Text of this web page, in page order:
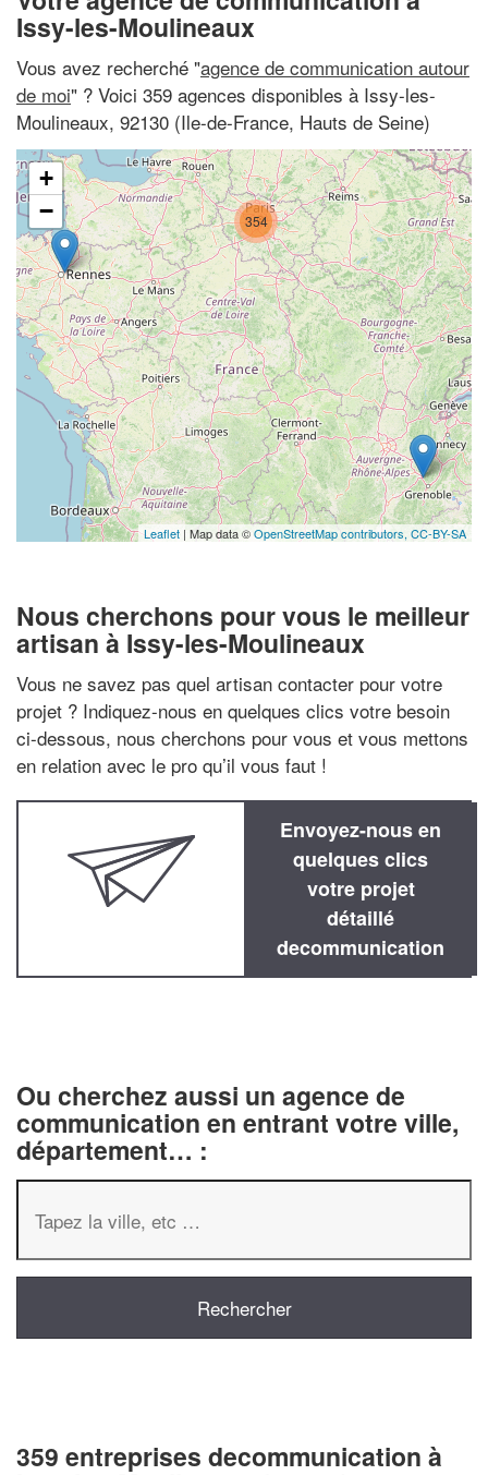
Issy-les-Moulineaux
Vous avez recherché "agence de communication autour
de moi" ? Voici 359 agences disponibles à Issy-les-
Moulineaux, 92130 (Ile-de-France, Hauts de Seine)
354
+
−
Leaflet | Map data ©OpenStreetMap contributors, CC-BY-SA
Nous cherchons pour vous le meilleur
artisan à Issy-les-Moulineaux
Vous ne savez pas quel artisan contacter pour votre
projet ? Indiquez-nous en quelques clics votre besoin
ci-dessous, nous cherchons pour vous et vous mettons
en relation avec le pro qu’il vous faut !
Envoyez-nous en
quelques clics
votre projet
détaillé
decommunication
Ou cherchez aussi un agence de
communication en entrant votre ville,
département… :
359 entreprises decommunication à